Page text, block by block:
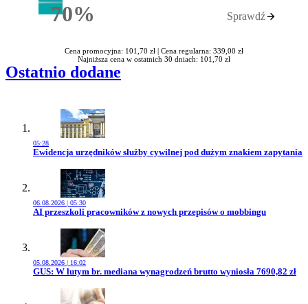
70%Rabatu Sprawdź
Cena promocyjna: 101,70 zł | Cena regularna: 339,00 zł
Najniższa cena w ostatnich 30 dniach: 101,70 zł
Ostatnio dodane
05:28
Przejdź do artykułu:
Ewidencja urzędników służby cywilnej pod dużym znakiem zapytania
06.08.2026 | 05:30
Przejdź do artykułu:
AI przeszkoli pracowników z nowych przepisów o mobbingu
05.08.2026 | 16:02
Przejdź do artykułu:
GUS: W lutym br. mediana wynagrodzeń brutto wyniosła 7690,82 zł